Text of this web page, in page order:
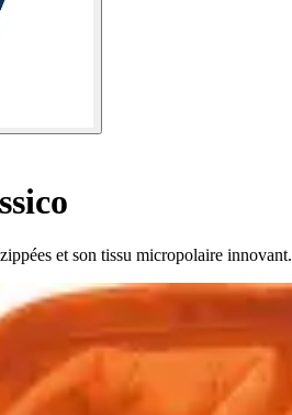
et son tissu micropolaire innovant.